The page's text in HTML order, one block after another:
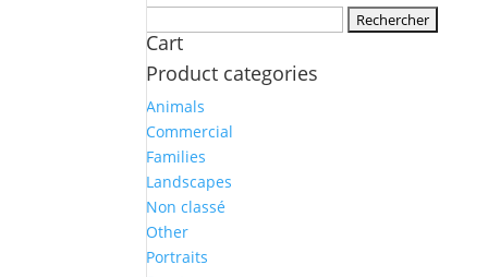
Cart
Product categories
Animals
Commercial
Families
Landscapes
Non classé
Other
Portraits